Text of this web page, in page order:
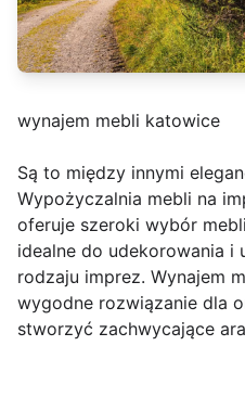
wynajem mebli katowice
Są to między innymi
Wypożyczalnia mebli na
oferuje szeroki wybór
idealne do udekorowania i
rodzaju imprez. Wynajem
wygodne rozwiązanie dla
stworzyć zachwycające